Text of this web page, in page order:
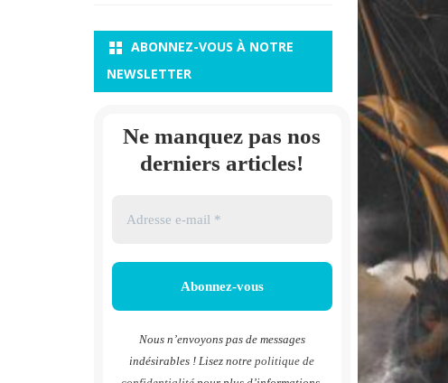
ABONNEZ-VOUS À NOTRE
NEWSLETTER
Ne manquez pas nos
derniers articles!
Nous n’envoyons pas de messages
indésirables ! Lisez notrepolitique de